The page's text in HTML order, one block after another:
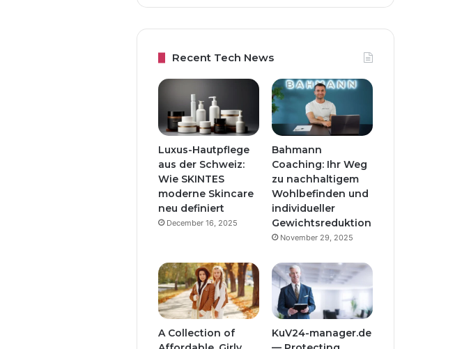
Recent Tech News
Luxus-Hautpflege
aus der Schweiz:
Wie SKINTES
moderne Skincare
neu definiert
December 16, 2025
Bahmann
Coaching: Ihr Weg
zu nachhaltigem
Wohlbefinden und
individueller
Gewichtsreduktion
November 29, 2025
A Collection of
KuV24-manager.de